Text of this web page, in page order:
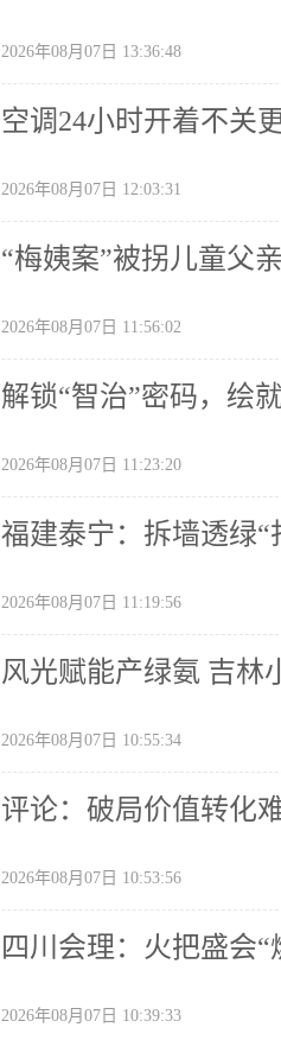
2026年08月07日 13:36:48
空调24小时开着不关
2026年08月07日 12:03:31
“梅姨案”被拐儿童父
2026年08月07日 11:56:02
解锁“智治”密码，绘
2026年08月07日 11:23:20
福建泰宁：拆墙透绿“
2026年08月07日 11:19:56
风光赋能产绿氨 吉林
2026年08月07日 10:55:34
评论：破局价值转化
2026年08月07日 10:53:56
四川会理：火把盛会
2026年08月07日 10:39:33